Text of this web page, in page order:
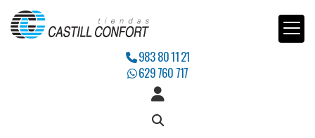
983 80 11 21
629 760 717